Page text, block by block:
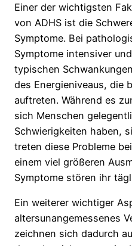
Einer der wichtigsten
von ADHS ist die
Symptome. Bei
Symptome intensiver
typischen
des Energieniveaus, die
auftreten. Während es
sich Menschen
Schwierigkeiten haben,
treten diese Probleme
einem viel größeren
Symptome stören ihr
Ein weiterer wichtiger
altersunangemessenes
zeichnen sich dadurch